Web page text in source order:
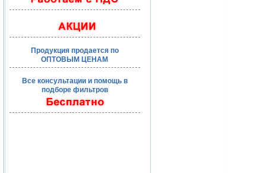
Продукция продается по
ОПТОВЫМ ЦЕНАМ
Все консультации и помощь в
подборе фильтров